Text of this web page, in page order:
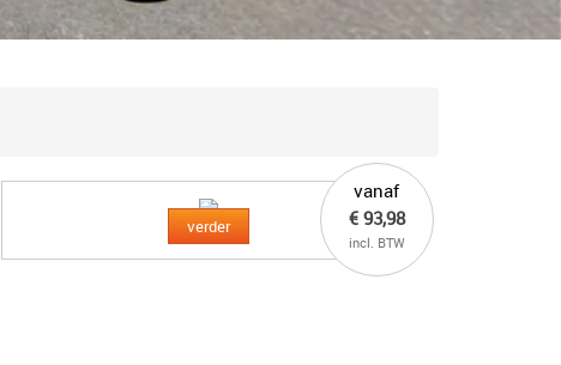
vanaf
€ 93,98
incl. BTW
verder